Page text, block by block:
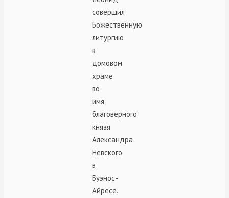
совершил
Божественную
литургию
в
домовом
храме
во
имя
благоверного
князя
Александра
Невского
в
Буэнос-
Айресе.